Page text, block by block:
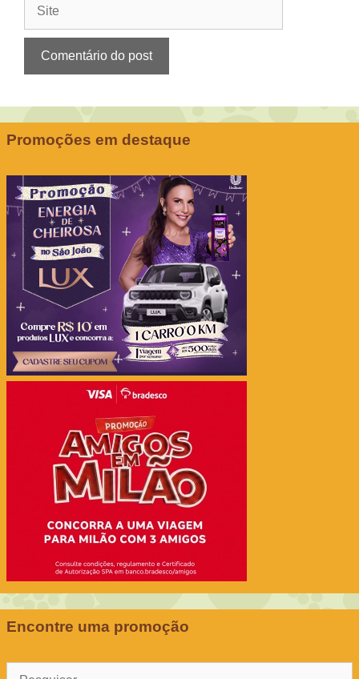
Promoções em destaque
Encontre uma promoção